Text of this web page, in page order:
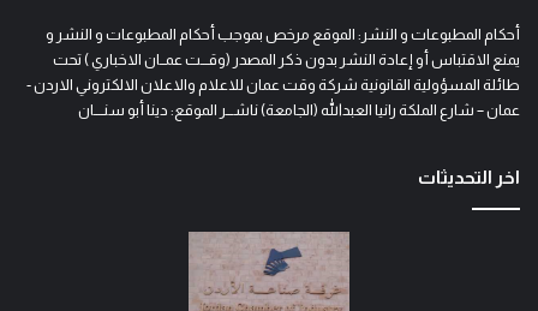
أحكام المطبوعات و النشر: الموقع مرخص بموجب أحكام المطبوعات و النشر و
يمنع الاقتباس أو إعادة النشر بدون ذكر المصدر (وقـــت عمــان الاخباري ) تحت
طائلة المسؤولية القانونية شركة وقت عمان للاعلام والاعلان الالكتروني الاردن -
عمان – شارع الملكة رانيا العبدالله (الجامعة) ناشـــر الموقع: دينا أبو سنــــان
اخر التحديثات